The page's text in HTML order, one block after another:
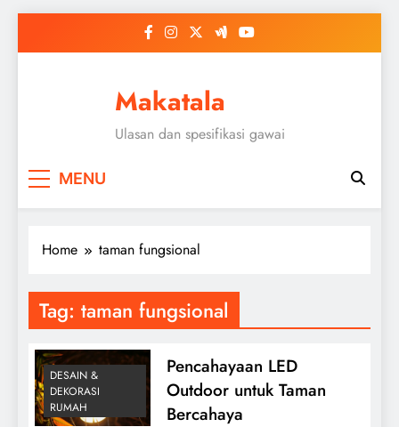
Makatala
Ulasan dan spesifikasi gawai
MENU
Home taman fungsional
Tag: taman fungsional
DESAIN &
DEKORASI
RUMAH
Pencahayaan LED
Outdoor untuk Taman
Bercahaya